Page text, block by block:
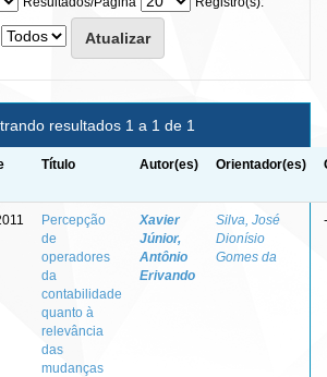
resultados 1 a 1 de 1
Título Autor(es) Orientador(es)
Percepção
de
operadores
da
contabilidade
quanto à
relevância
das
mudanças
Xavier
Júnior,
Antônio
Erivando
Silva, José
Dionísio
Gomes da
-